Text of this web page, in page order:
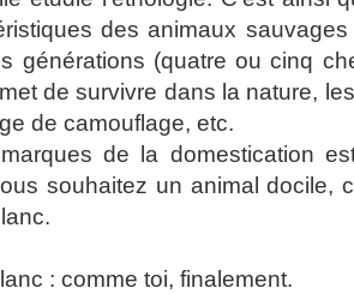
des animaux
générations (quatre ou cinq
de survivre dans la nature,
de camouflage, etc.
de la domestication
souhaitez un animal docile,
: comme toi, finalement.